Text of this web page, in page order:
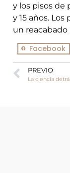
y los pisos de
y 15 años.
un reacabado
Facebook
PREVIO